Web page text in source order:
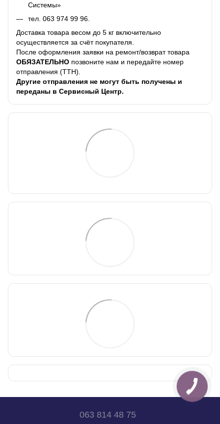
Системы»
тел. 063 974 99 96
Доставка товара весом до 5 кг включительно
осуществляется за счёт покупателя.
После оформления заявки на ремонт/возврат товара
ОБЯЗАТЕЛЬНО позвоните нам и передайте номер
отправления (ТТН).
Другие отправления не могут быть получены и
переданы в Сервисный Центр.
063 814 48 75